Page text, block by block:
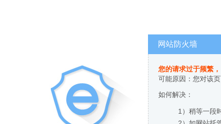
网站防火墙
您的请求过于频繁
可能原因：您对该
如何解决：
1）稍等一段